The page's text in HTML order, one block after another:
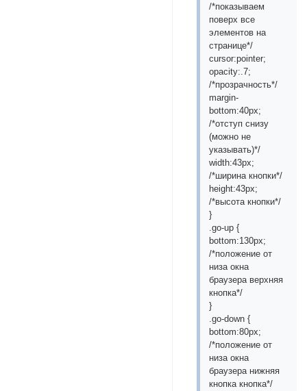
/*показываем
поверх все
элементов на
странице*/
cursor:pointer;
opacity:.7;
/*прозрачность*/
margin-
bottom:40px;
/*отступ снизу
(можно не
указывать)*/
width:43px;
/*ширина кнопки*/
height:43px;
/*высота кнопки*/
}
.go-up {
bottom:130px;
/*положение от
низа окна
браузера верхняя
кнопка*/
}
.go-down {
bottom:80px;
/*положение от
низа окна
браузера нижняя
кнопка кнопка*/